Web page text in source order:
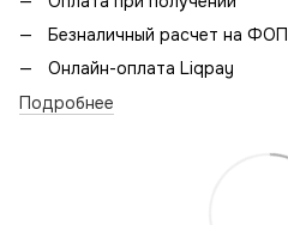
Безналичный расчет на ФОП
Онлайн-оплата Liqpay
Подробнее